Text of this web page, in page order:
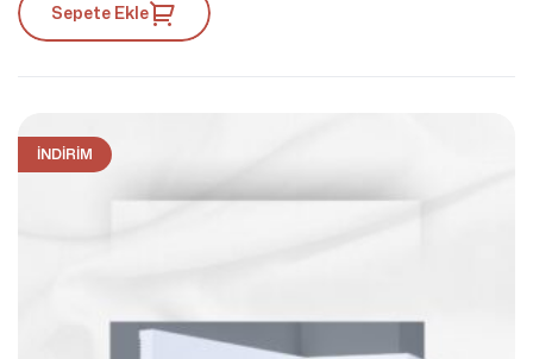
Sepete Ekle
İNDIRIM